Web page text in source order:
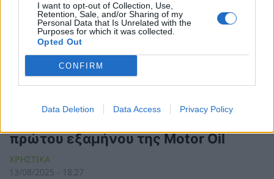
I want to opt-out of Collection, Use,
Retention, Sale, and/or Sharing of my
Personal Data that Is Unrelated with the
Purposes for which it was collected.
Opted Out
CONFIRM
Data Deletion Data Access Privacy Policy
Την Τετάρτη 27 Αυγούστου 2025 τα
πρώτου εξαμήνου της Motor Oil
ΧΡΗΣΤΙΚΑ
13/08/2025 - 18:27